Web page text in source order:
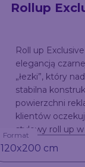
Rollup
Roll up
elegancją
„łezki”, który
stabilna
powierzchni
klientów
stylowy roll up
która przyciąga
Format
120x200 cm